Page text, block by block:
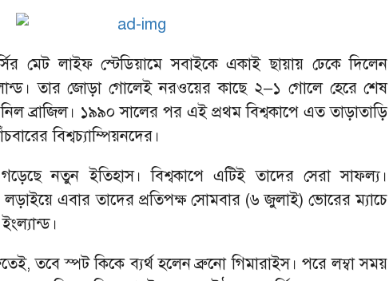
মেট লাইফ স্টেডিয়ামে সবাইকে একাই ছায়ায় ঢেকে দিলেন
তার জোড়া গোলেই নরওয়ের কাছে ২–১ গোলে হেরে শেষ
ব্রাজিল। ১৯৯০ সালের পর এই প্রথম বিশ্বকাপে এত তাড়াতাড়ি
বিশ্বচ্যাম্পিয়নদের।
নতুন ইতিহাস। বিশ্বকাপে এটিই তাদের সেরা সাফল্য।
লড়াইয়ে এবার তাদের প্রতিপক্ষ সোমবার (৬ জুলাই) ভোরের ম্যাচে
তবে স্পট কিকে ব্যর্থ হলেন ব্রুনো গিমারাইস। পরে লম্বা সময়